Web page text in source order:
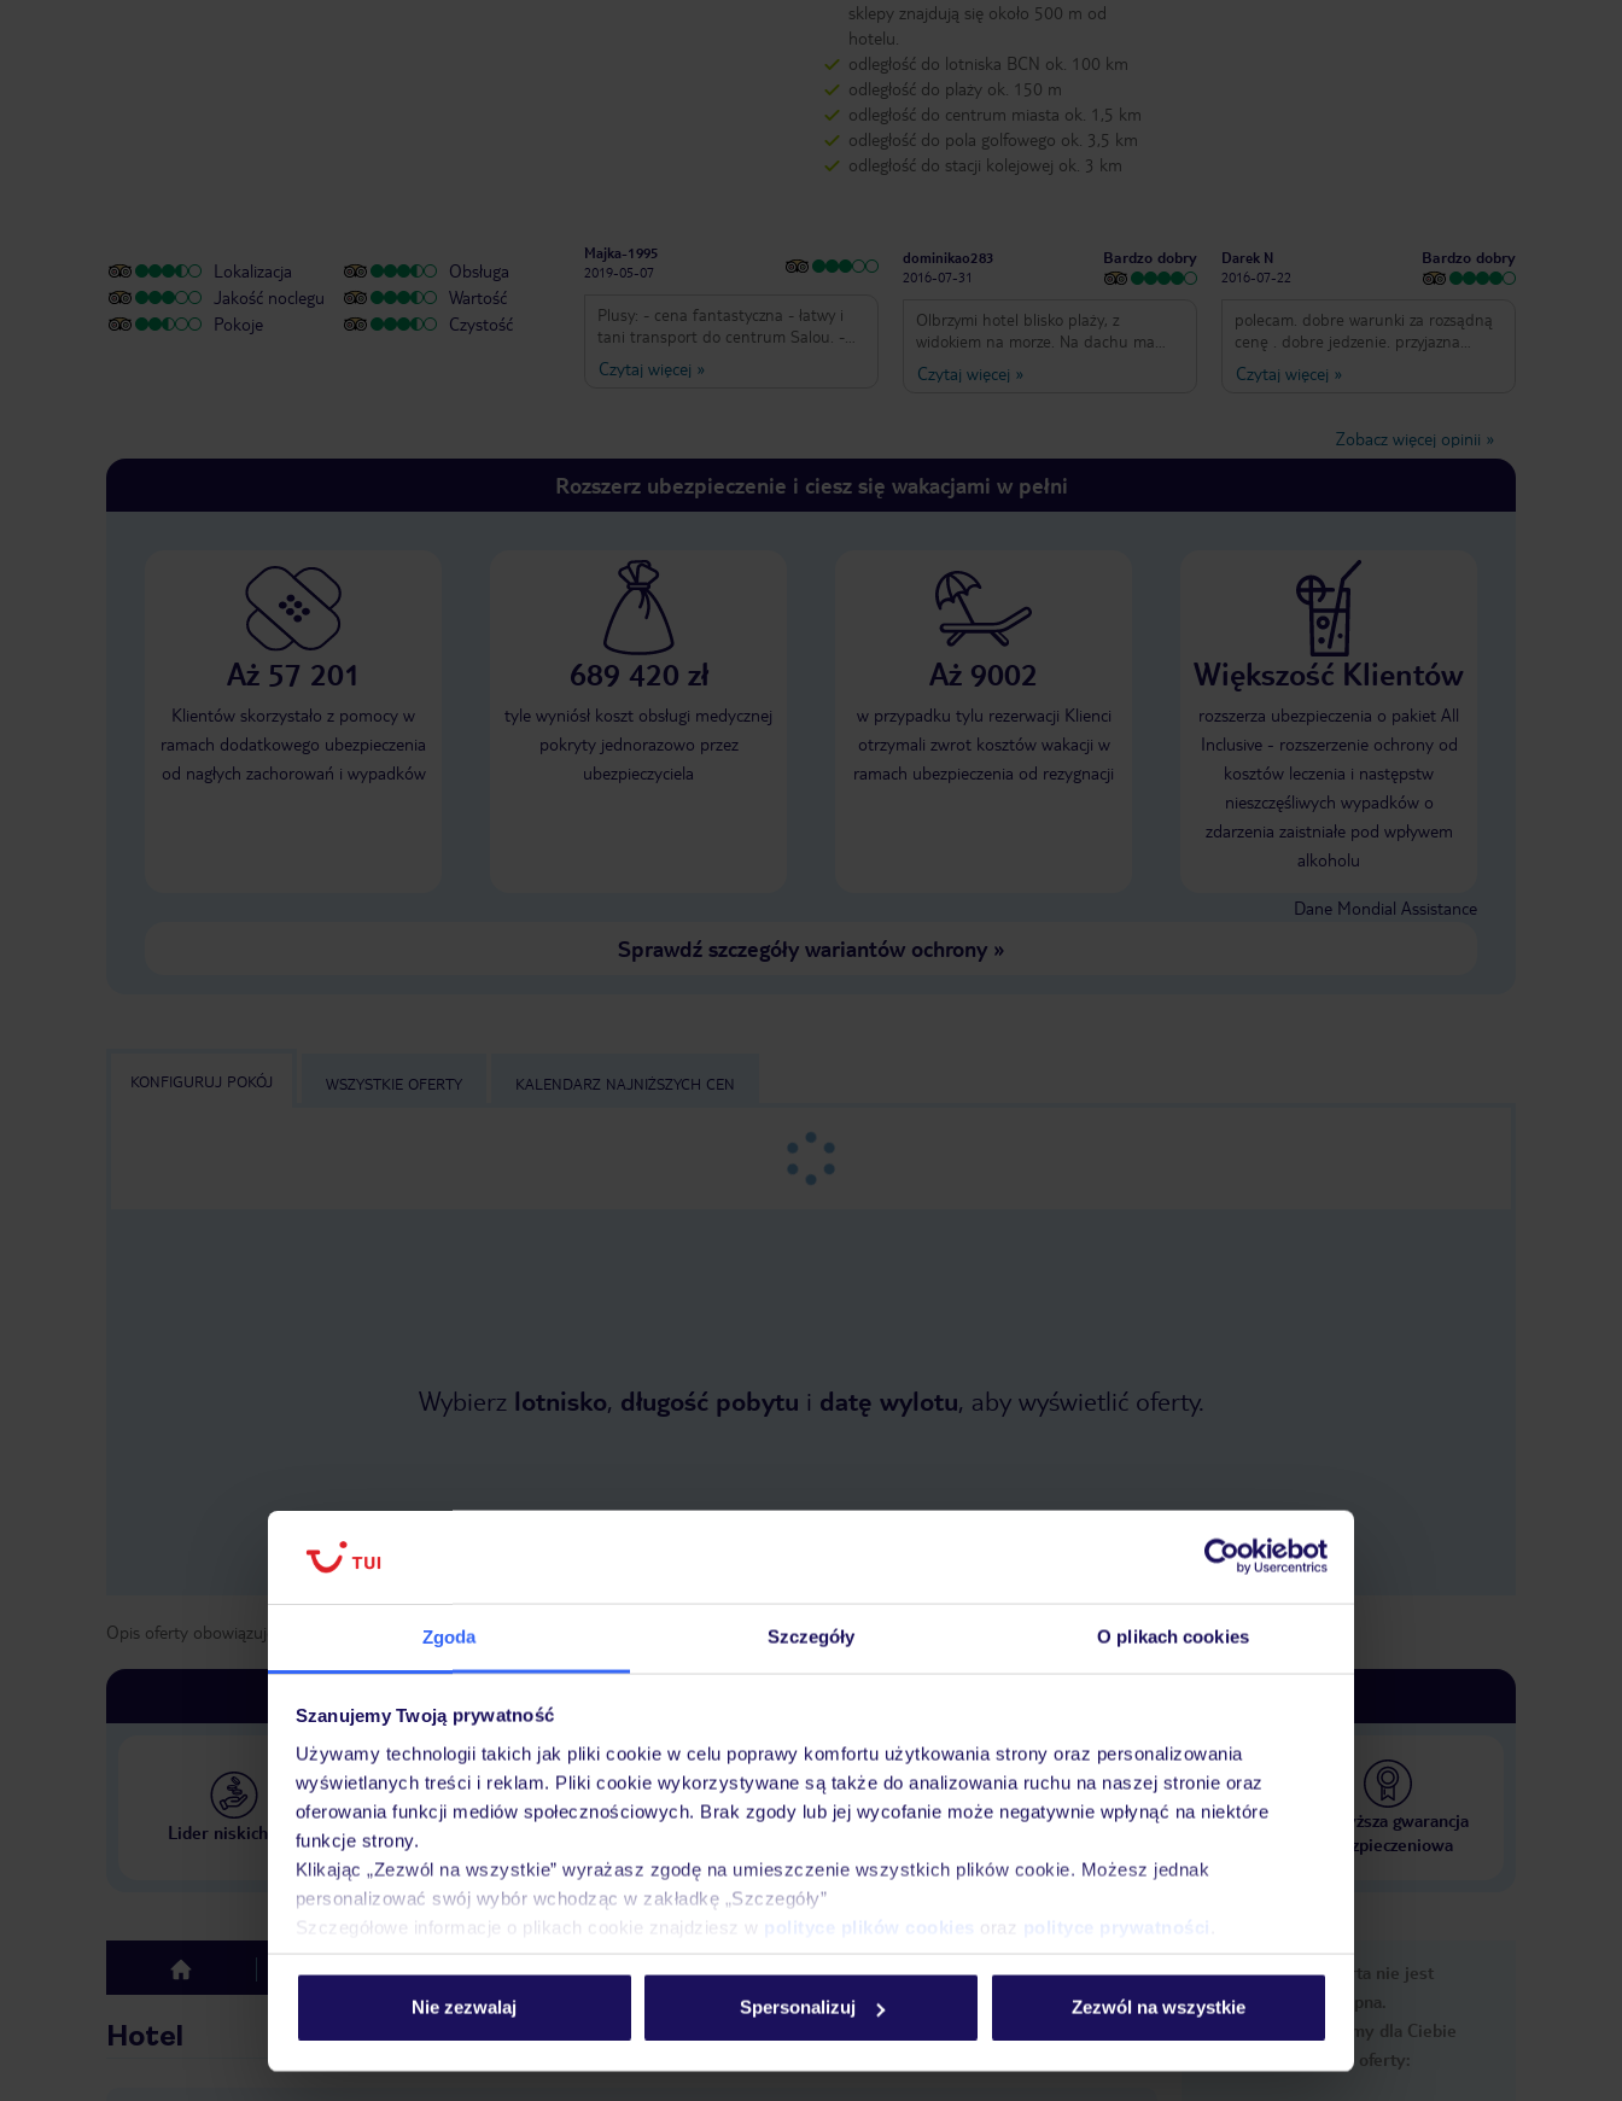
Zgoda Szczegóły O plikach cookies
Szanujemy Twoją prywatność
Używamy technologii takich jak pliki cookie w celu poprawy komfortu użytkowania strony oraz personalizowania
wyświetlanych treści i reklam. Pliki cookie wykorzystywane są także do analizowania ruchu na naszej stronie oraz
oferowania funkcji mediów społecznościowych. Brak zgody lub jej wycofanie może negatywnie wpłynąć na niektóre
funkcje strony.
Klikając „Zezwól na wszystkie” wyrażasz zgodę na umieszczenie wszystkich plików cookie. Możesz jednak
personalizować swój wybór wchodząc w zakładkę „Szczegóły”
Szczegółowe informacje o plikach cookie znajdziesz w polityce plików cookies oraz polityce prywatności
Nie zezwalaj Spersonalizuj Zezwól na wszystkie
sklepy znajdują się około 500 m od
hotelu.
odległość do lotniska BCN ok. 100 km
odległość do plaży ok. 150 m
odległość do centrum miasta ok. 1,5 km
odległość do pola golfowego ok. 3,5 km
odległość do stacji kolejowej ok. 3 km
Lokalizacja
Jakość noclegu
Pokoje
Obsługa
Wartość
Czystość
Majka-1995
2019-05-07
Plusy: - cena fantastyczna - łatwy i
tani transport do centrum Salou. -
niedaleko plaża (8min pieszo). -
jacuzzy na dachu hotelu - coś
klimatyzacja nie pracowała. - w
zależności od personelu, nie zawsze
Czytaj więcej »
dominikao283
2016-07-31
Bardzo dobry
Olbrzymi hotel blisko plaży, z
widokiem na morze. Na dachu ma
jacuzzi, które dość wcześnie jest
zamykane (o 19). Na dole jest
żeby było wygodniej i przyjemniej.
Jedzenie smaczne, świeże i duży
napoje trzeba sobie dopłacić. Wi Fi
niestety płatne i to dość drogo.
Czytaj więcej »
Darek N
2016-07-22
Bardzo dobry
polecam. dobre warunki za rozsądną
cenę . dobre jedzenie. przyjazna
obsluga. blisko pięknie położone
plaże. pokoje czyste sprzątane
osobowych jest zbyt mała przestrzeń
dla tej ilości osób ze względu na
Czytaj więcej »
Zobacz więcej opinii »
Rozszerz ubezpieczenie i ciesz się wakacjami w pełni
Aż 57 201
Klientów skorzystało z pomocy w
ramach dodatkowego ubezpieczenia
od nagłych zachorowań i wypadków
689 420 zł
tyle wyniósł koszt obsługi medycznej
pokryty jednorazowo przez
ubezpieczyciela
Aż 9002
w przypadku tylu rezerwacji Klienci
otrzymali zwrot kosztów wakacji w
ramach ubezpieczenia od rezygnacji
Większość Klientów
rozszerza ubezpieczenia o pakiet All
Inclusive - rozszerzenie ochrony od
kosztów leczenia i następstw
nieszczęśliwych wypadków o
zdarzenia zaistniałe pod wpływem
alkoholu
Dane Mondial Assistance
Sprawdź szczegóły wariantów ochrony»
KONFIGURUJ POKÓJ WSZYSTKIE OFERTY KALENDARZ NAJNIŻSZYCH CEN
Wybierz lotnisko, długość pobytu i datę wylotu, aby wyświetlić oferty.
Opis oferty obowiązuje dla wyjazdów w terminie od 31 października 2026
Lider niskich cen
Największe biuro podróży
Tylko u nas opieka na
10 000 hoteli w ponad 50
Najwyższa gwarancja
ubezpieczeniowa
top
Ważne
informacje
Hotel
Ups, ta oferta nie jest
dostępna.
Przygotowaliśmy dla Ciebie
podobne oferty: